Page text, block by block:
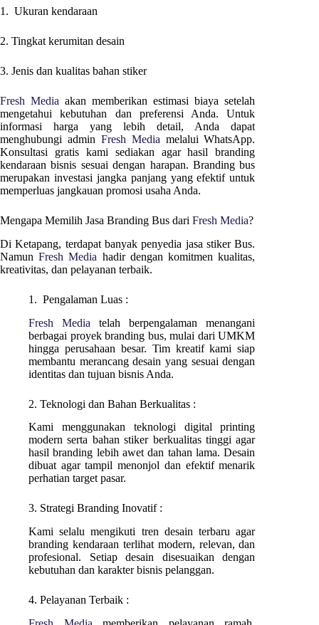
1. Ukuran kendaraan
2. Tingkat kerumitan desain
3. Jenis dan kualitas bahan stiker
Fresh Media akan memberikan estimasi biaya setelah
mengetahui kebutuhan dan preferensi Anda. Untuk
informasi harga yang lebih detail, Anda dapat
menghubungi admin Fresh Media melalui WhatsApp.
Konsultasi gratis kami sediakan agar hasil branding
kendaraan bisnis sesuai dengan harapan. Branding bus
merupakan investasi jangka panjang yang efektif untuk
memperluas jangkauan promosi usaha Anda.
Mengapa Memilih Jasa Branding Bus dari Fresh Media?
DiKetapang, terdapat banyak penyedia jasa stiker Bus.
NamunFresh Media hadir dengan komitmen kualitas,
kreativitas, dan pelayanan terbaik.
1. Pengalaman Luas :
Fresh Media telah berpengalaman menangani
berbagai proyek branding bus, mulai dari UMKM
hingga perusahaan besar. Tim kreatif kami siap
membantu merancang desain yang sesuai dengan
identitas dan tujuan bisnis Anda.
2. Teknologi dan Bahan Berkualitas :
Kami menggunakan teknologi digital printing
modern serta bahan stiker berkualitas tinggi agar
hasil branding lebih awet dan tahan lama. Desain
dibuat agar tampil menonjol dan efektif menarik
perhatian target pasar.
3. Strategi Branding Inovatif :
Kami selalu mengikuti tren desain terbaru agar
branding kendaraan terlihat modern, relevan, dan
profesional. Setiap desain disesuaikan dengan
kebutuhan dan karakter bisnis pelanggan.
4. Pelayanan Terbaik :